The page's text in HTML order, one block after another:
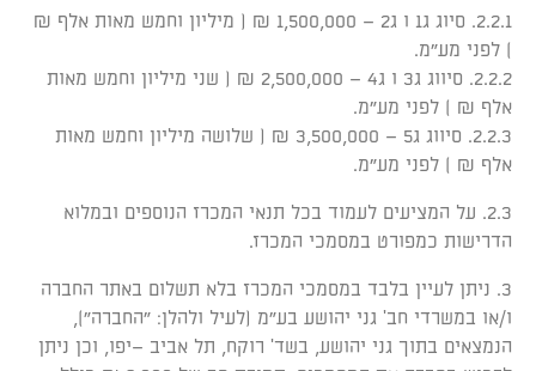
2.2.1. סיוג ג1 ו ג2 – 1,500,000 ₪ ( מיליון וחמש מאות אלף ₪
) לפני מע"מ.
2.2.2. סיווג ג3 ו ג4 – 2,500,000 ₪ ( שני מיליון וחמש מאות
אלף ₪ ) לפני מע"מ.
2.2.3. סיווג ג5 – 3,500,000 ₪ ( שלושה מיליון וחמש מאות
אלף ₪ ) לפני מע"מ.
2.3. על המציעים לעמוד בכל תנאי המכרז הנוספים ובמלוא
הדרישות כמפורט במסמכי המכרז.
3. ניתן לעיין בלבד במסמכי המכרז בלא תשלום באתר החברה
ו/או במשרדי חב' גני יהושע בע"מ (לעיל ולהלן: "החברה"),
הנמצאים בתוך גני יהושע, בשד' רוקח, תל אביב –יפו, וכן ניתן